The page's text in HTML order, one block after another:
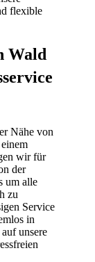
flexible
Wald
Nähe von
wir für
der
um alle
zu
Service
in
unsere